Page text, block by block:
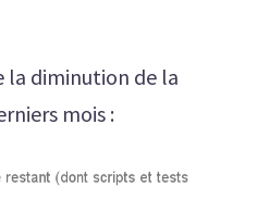
la diminution de la
mois :